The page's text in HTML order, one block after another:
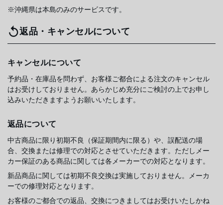
※沖縄県は本島のみのサービスです。
返品・キャンセルについて
キャンセルについて
予約品・在庫品を問わず、お客様ご都合による注文のキャンセル
はお受けしておりません。あらかじめ充分にご検討の上でお申し
込みいただきますようお願いいたします。
返品について
中古商品に限り初期不良（保証期間内に限る）や、誤配送の場
合、交換または修理での対応とさせていただきます。ただしメー
カー保証のある商品に関しては各メーカーでの対応となります。
新品商品に関しては初期不良交換は実施しておりません。メーカ
ーでの修理対応となります。
お客様のご都合での返品、交換につきましてはお受けいたしかね